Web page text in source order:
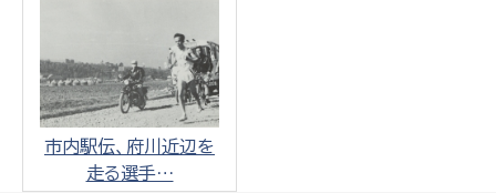
市内駅伝、府川近辺を
走る選手…